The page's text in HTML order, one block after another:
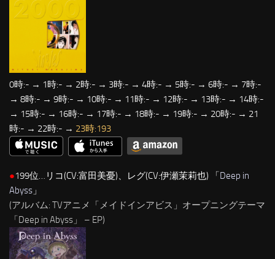
0時:- → 1時:- → 2時:- → 3時:- → 4時:- → 5時:- → 6時:- → 7時:-
→ 8時:- → 9時:- → 10時:- → 11時:- → 12時:- → 13時:- → 14時:-
→ 15時:- → 16時:- → 17時:- → 18時:- → 19時:- → 20時:- → 21
時:- → 22時:- → 23時:193
●199位…リコ(CV:富田美憂)、レグ(CV:伊瀬茉莉也) 「Deep in
Abyss 」
(アルバム: TVアニメ「メイドインアビス」オープニングテーマ
「Deep in Abyss」 – EP)